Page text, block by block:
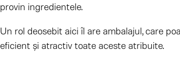
provin ingredientele.
Un rol deosebit aici îl are ambalajul, care
eficient și atractiv toate aceste atribuite.